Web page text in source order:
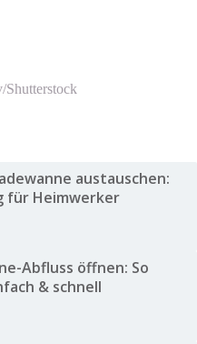
austauschen:
für Heimwerker
Abfluss öffnen: So
& schnell